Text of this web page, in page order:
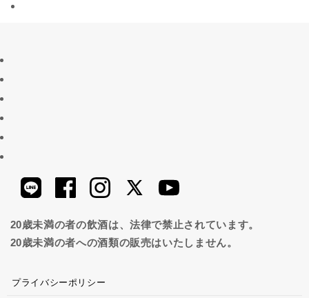
20歳未満の者の飲酒は、法律で禁止されています。
20歳未満の者への酒類の販売はいたしません。
プライバシーポリシー